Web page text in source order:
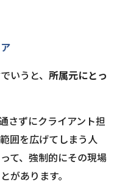
いうと、 所属元にとっ
さずにクライアント担
囲を広げてしまう人
て、強制的にその現場
があります。